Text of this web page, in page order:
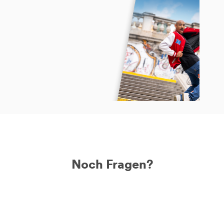
Noch Fragen?